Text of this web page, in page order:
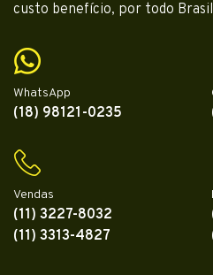
custo benefício, por todo
WhatsApp
(18) 98121-0235
Vendas
(11) 3227-8032
(11) 3313-4827